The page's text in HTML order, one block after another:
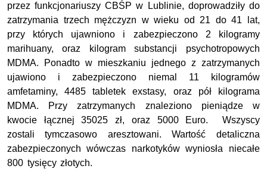
przez funkcjonariuszy CBŚP w Lublinie, doprowadziły do
zatrzymania trzech mężczyzn w wieku od 21 do 41 lat,
przy których ujawniono i zabezpieczono 2 kilogramy
marihuany, oraz kilogram substancji psychotropowych
MDMA. Ponadto w mieszkaniu jednego z zatrzymanych
ujawiono i zabezpieczono niemal 11 kilogramów
amfetaminy, 4485 tabletek exstasy, oraz pół kilograma
MDMA. Przy zatrzymanych znaleziono pieniądze w
kwocie łącznej 35025 zł, oraz 5000 Euro. Wszyscy
zostali tymczasowo aresztowani. Wartość detaliczna
zabezpieczonych wówczas narkotyków wyniosła niecałe
800 tysięcy złotych.